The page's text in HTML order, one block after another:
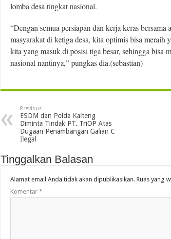
lomba desa tingkat nasional.
“Dengan semua persiapan dan kerja keras
masyarakat di ketiga desa, kita optimis bisa meraih
kita yang masuk di posisi tiga besar, sehingga bisa
nasional nantinya,” pungkas dia.(sebastian)
Previous
ESDM dan Polda Kalteng
Diminta Tindak PT. TriOP Atas
Dugaan Penambangan Galian C
Ilegal
Tinggalkan Balasan
Alamat email Anda tidak akan dipublikasikan. Ruas yang
Komentar *